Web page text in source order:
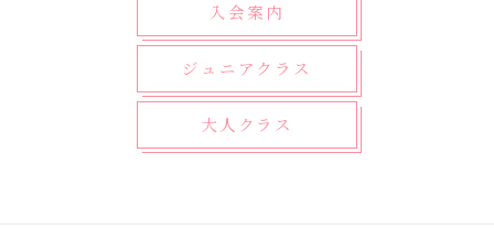
入会案内
ジュニアクラス
大人クラス